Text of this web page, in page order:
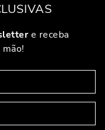
e receba